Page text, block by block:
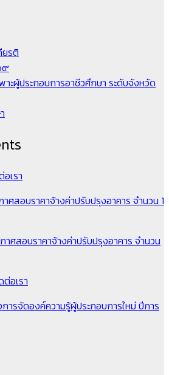
ยรติ
๙
าะผู้ประกอบการอาชีวศึกษา ระดับจังหวัด
เรา
าศสอบราคาจ้างค่าปรับปรุงอาคาร จำนวน 1
าศสอบราคาจ้างค่าปรับปรุงอาคาร จำนวน
อเรา
การจัดองค์ความรู้ผู้ประกอบการใหม่ ปีการ